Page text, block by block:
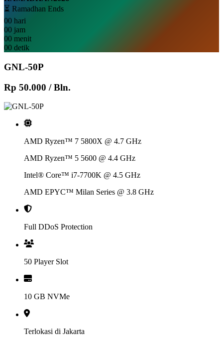
⏳ Ramadhan Ends
00 hari
00 jam
00 menit
00 detik
GNL-50P
Rp 50.000 / Bln.
AMD Ryzen™ 7 5800X @ 4.7 GHz
AMD Ryzen™ 5 5600 @ 4.4 GHz
Intel® Core™ i7-7700K @ 4.5 GHz
AMD EPYC™ Milan Series @ 3.8 GHz
Full DDoS Protection
50 Player Slot
10 GB NVMe
Terlokasi di Jakarta